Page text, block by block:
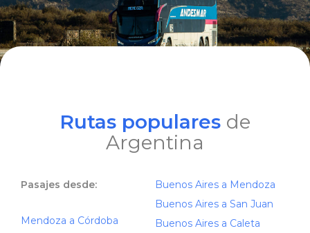
Rutas populares de
Argentina
Pasajes desde:
Mendoza a Córdoba
Buenos Aires a Mendoza
Buenos Aires a San Juan
Buenos Aires a Caleta